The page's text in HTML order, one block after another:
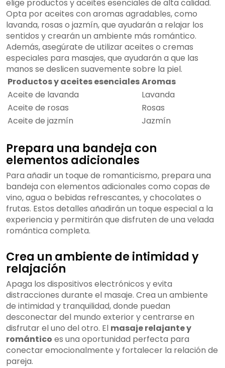
elige productos y aceites esenciales de alta calidad.
Opta por aceites con aromas agradables, como
lavanda, rosas o jazmín, que ayudarán a relajar los
sentidos y crearán un ambiente más romántico.
Además, asegúrate de utilizar aceites o cremas
especiales para masajes, que ayudarán a que las
manos se deslicen suavemente sobre la piel.
Productos y aceites esencialesAromas
Aceite de lavanda
Lavanda
Aceite de rosas
Rosas
Aceite de jazmín
Jazmín
Prepara una bandeja con
elementos adicionales
Para añadir un toque de romanticismo, prepara una
bandeja con elementos adicionales como copas de
vino, agua o bebidas refrescantes, y chocolates o
frutas. Estos detalles añadirán un toque especial a la
experiencia y permitirán que disfruten de una velada
romántica completa.
Crea un ambiente de intimidad y
relajación
Apaga los dispositivos electrónicos y evita
distracciones durante el masaje. Crea un ambiente
de intimidad y tranquilidad, donde puedan
desconectar del mundo exterior y centrarse en
disfrutar el uno del otro. El masaje relajante y
romántico es una oportunidad perfecta para
conectar emocionalmente y fortalecer la relación de
pareja.